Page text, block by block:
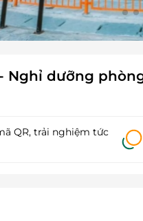
Nghỉ dưỡng
QR, trải nghiệm tức